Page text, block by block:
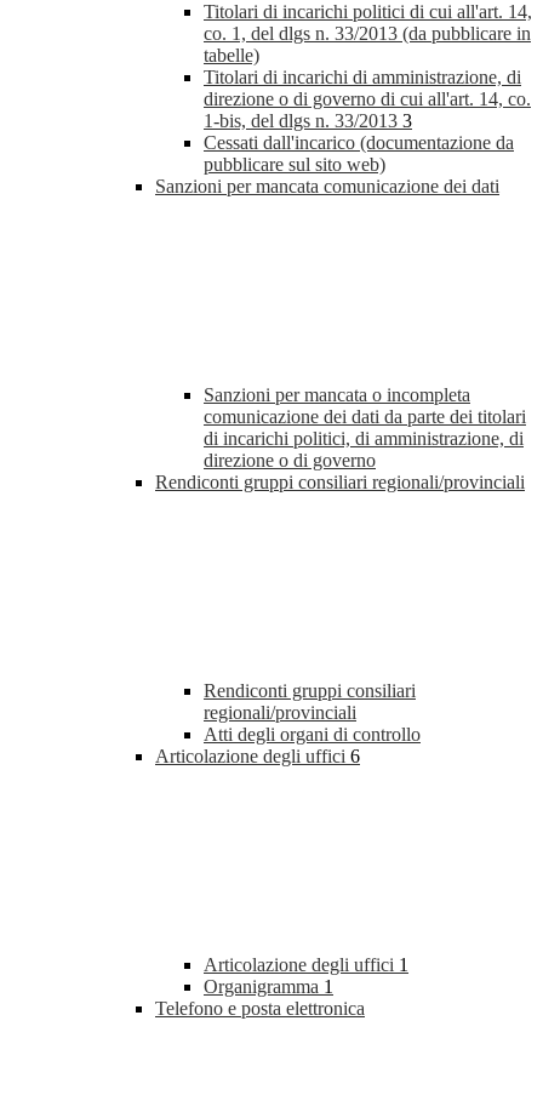
Titolari di incarichi politici di cui all'art. 14,
co. 1, del dlgs n. 33/2013 (da pubblicare in
tabelle)
Titolari di incarichi di amministrazione, di
direzione o di governo di cui all'art. 14, co.
1-bis, del dlgs n. 33/2013 3
Cessati dall'incarico (documentazione da
pubblicare sul sito web)
Sanzioni per mancata comunicazione dei dati
Sanzioni per mancata o incompleta
comunicazione dei dati da parte dei titolari
di incarichi politici, di amministrazione, di
direzione o di governo
Rendiconti gruppi consiliari regionali/provinciali
Rendiconti gruppi consiliari
regionali/provinciali
Atti degli organi di controllo
Articolazione degli uffici 6
Articolazione degli uffici 1
Organigramma 1
Telefono e posta elettronica